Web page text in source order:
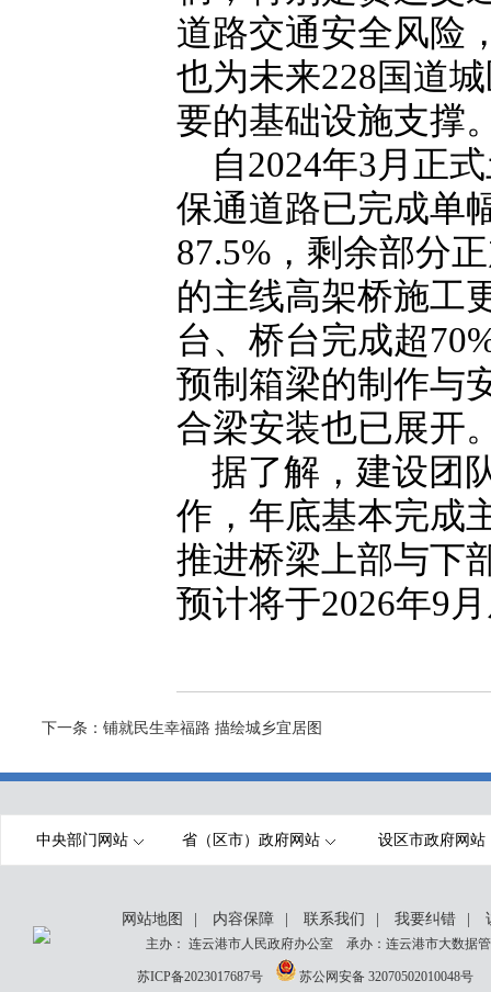
道路交通安全风险
也为未来228国道
要的基础设施支撑
自2024年3月正
保通道路已完成单
87.5%，剩余部分
的主线高架桥施工
台、桥台完成超
预制箱梁的制作与
合梁安装也已展开
据了解，建设团
作，年底基本完成
推进桥梁上部与下
预计将于2026年9
下一条： 铺就民生幸福路 描绘城乡宜居图
中央部门网站 省（区市）政府网站 设区市政府网站
网站地图 内容保障 联系我们 我要纠错
主办： 连云港市人民政府办公室 承办：连云港市大数据
苏ICP备2023017687号 苏公网安备 32070502010048号